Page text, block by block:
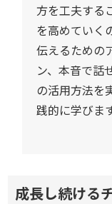
方を工夫する
を高めていく
伝えるための
ン、本音で話
の活用方法を
践的に学びます
成長し続ける